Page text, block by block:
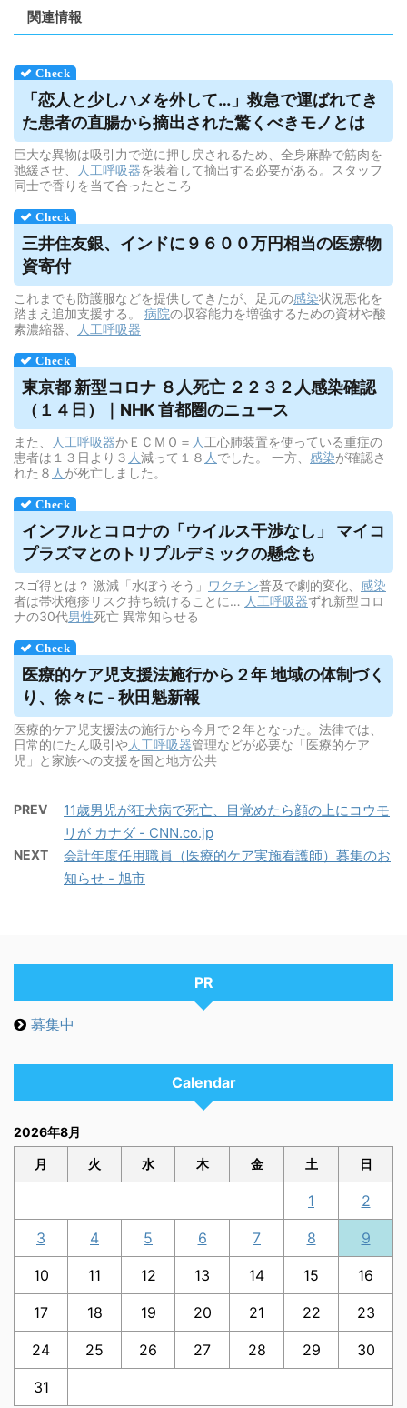
関連情報
「恋人と少しハメを外して…」救急で運ばれてき
た患者の直腸から摘出された驚くべきモノとは
巨大な異物は吸引力で逆に押し戻されるため、全身麻酔で筋肉を
弛緩させ、
人工呼吸器を装着して摘出する必要がある。スタッフ
同士で香りを当て合ったところ
三井住友銀、インドに９６００万円相当の医療物
資寄付
これまでも防護服などを提供してきたが、足元の感染状況悪化を
踏まえ追加支援する。 病院の収容能力を増強するための資材や酸
素濃縮器、
人工呼吸器
東京都 新型コロナ ８人死亡 ２２３２人感染確認
（１４日）｜NHK 首都圏のニュース
また、 人工呼吸器かＥＣＭＯ＝ 人 工心肺装置を使っている重症の
患者は１３日より３ 人減って１８ 人 でした。 一方、 感染が確認さ
れた８ 人 が死亡しました。
インフルとコロナの「ウイルス干渉なし」 マイコ
プラズマとのトリプルデミックの懸念も
スゴ得とは？ 激減「水ぼうそう」 ワクチン普及で劇的変化、 感染
者は帯状疱疹リスク持ち続けることに… 人工呼吸器ずれ新型コロ
ナの30代男性死亡 異常知らせる
医療的ケア児支援法施行から２年 地域の体制づく
り、徐々に - 秋田魁新報
医療的ケア児支援法の施行から今月で２年となった。法律では、
日常的にたん吸引や人工呼吸器管理などが必要な「医療的ケア
児」と家族への支援を国と地方公共
PREV
11歳男児が狂犬病で死亡、目覚めたら顔の上にコウモ
リが カナダ - CNN.co.jp
NEXT
会計年度任用職員（医療的ケア実施看護師）募集のお
知らせ - 旭市
PR
募集中
Calendar
2026年8月
月 火 水 木 金 土 日
1 2
3 4 5 6 7 8 9
10 11 12 13 14 15 16
17 18 19 20 21 22 23
24 25 26 27 28 29 30
31